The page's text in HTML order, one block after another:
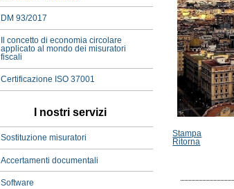
DM 93/2017
Il concetto di economia circolare
applicato al mondo dei misuratori
fiscali
Certificazione ISO 37001
I nostri servizi
Sostituzione misuratori
Accertamenti documentali
Software
Stampa
Ritorna